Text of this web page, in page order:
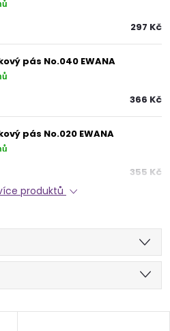
297 Kč
pás No.040 EWANA
366 Kč
pás No.020 EWANA
355 Kč
produktů